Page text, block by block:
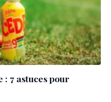
7 astuces pour